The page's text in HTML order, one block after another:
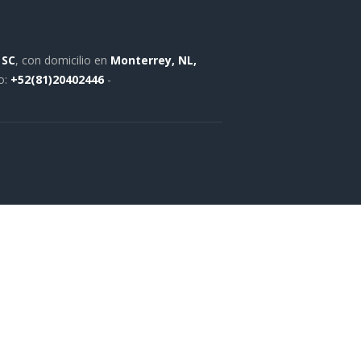
, con domicilio en Monterrey, NL,
+52(81)20402446-